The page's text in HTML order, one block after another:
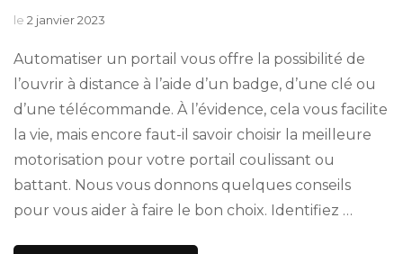
le 2 janvier 2023
Automatiser un portail vous offre la possibilité de
l’ouvrir à distance à l’aide d’un badge, d’une clé ou
d’une télécommande. À l’évidence, cela vous facilite
la vie, mais encore faut-il savoir choisir la meilleure
motorisation pour votre portail coulissant ou
battant. Nous vous donnons quelques conseils
pour vous aider à faire le bon choix. Identifiez …